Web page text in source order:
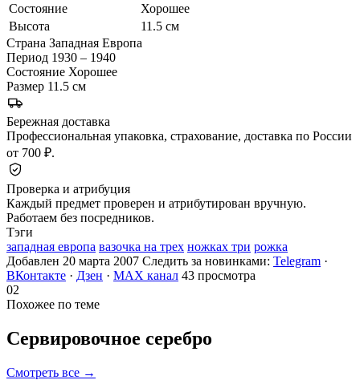
Состояние
Хорошее
Высота
11.5 см
Страна Западная Европа
Период 1930 – 1940
Состояние Хорошее
Размер 11.5 см
Бережная доставка
Профессиональная упаковка, страхование, доставка по России
от 700 ₽.
Проверка и атрибуция
Каждый предмет проверен и атрибутирован вручную.
Работаем без посредников.
Тэги
западная европа вазочка на трех ножках три рожка
Добавлен 20 марта 2007 Следить за новинками: Telegram ·
ВКонтакте · Дзен · MAX канал 43 просмотра
02
Похожее по теме
Сервировочное серебро
Смотреть все →